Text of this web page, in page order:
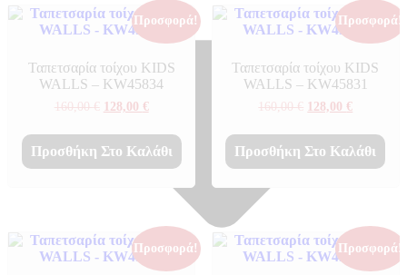
Προσφορά!
Ταπετσαρία τοίχου KIDS
WALLS – KW45834
160,00€ Original
was:
160,00 €.
128,00 €Η
τιμή
είναι:
128,00 €.
Προσθήκη Στο Καλάθι
Προσφορά!
Ταπετσαρία τοίχου KIDS
WALLS – KW45831
160,00€ Original
was:
160,00 €.
128,00 €Η
τιμή
είναι:
128,00 €.
Προσθήκη Στο Καλάθι
Προσφορά! Προσφορά!